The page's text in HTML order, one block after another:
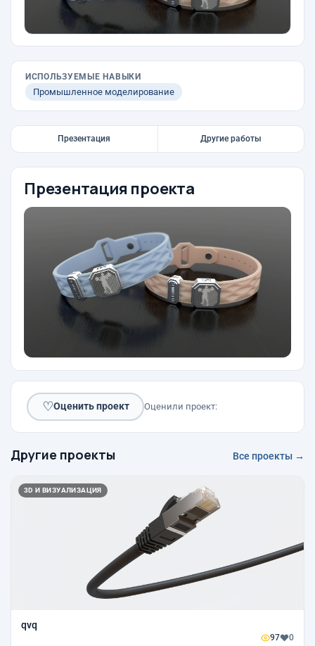
ИСПОЛЬЗУЕМЫЕ НАВЫКИ
Промышленное моделирование
Презентация Другие работы
Презентация проекта
♡Оценить проект Оценили проект:
Другие проекты Все проекты →
3D И ВИЗУАЛИЗАЦИЯ
qvq
97 0